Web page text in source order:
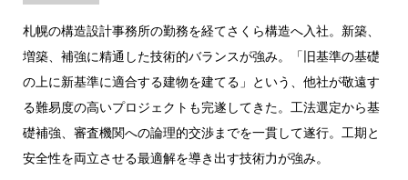
札幌の構造設計事務所の勤務を経てさくら構造へ入社。新築、
増築、補強に精通した技術的バランスが強み。「旧基準の基礎
の上に新基準に適合する建物を建てる」という、他社が敬遠す
る難易度の高いプロジェクトも完遂してきた。工法選定から基
礎補強、審査機関への論理的交渉までを一貫して遂行。工期と
安全性を両立させる最適解を導き出す技術力が強み。